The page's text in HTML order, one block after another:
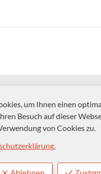
um Ihnen einen
Besuch auf dieser
von Cookies zu.